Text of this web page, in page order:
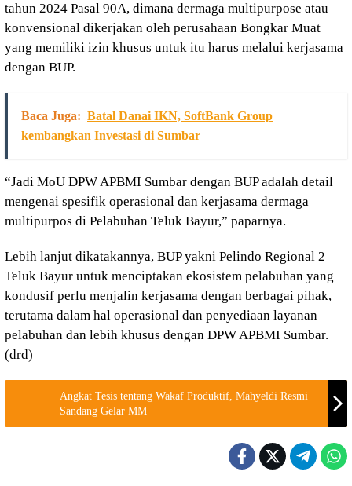
tahun 2024 Pasal 90A, dimana dermaga multipurpose atau
konvensional dikerjakan oleh perusahaan Bongkar Muat
yang memiliki izin khusus untuk itu harus melalui kerjasama
dengan BUP.
Baca Juga: Batal Danai IKN, SoftBank Group
kembangkan Investasi di Sumbar
“Jadi MoU DPW APBMI Sumbar dengan BUP adalah detail
mengenai spesifik operasional dan kerjasama dermaga
multipurpos di Pelabuhan Teluk Bayur,” paparnya.
Lebih lanjut dikatakannya, BUP yakni Pelindo Regional 2
Teluk Bayur untuk menciptakan ekosistem pelabuhan yang
kondusif perlu menjalin kerjasama dengan berbagai pihak,
terutama dalam hal operasional dan penyediaan layanan
pelabuhan dan lebih khusus dengan DPW APBMI Sumbar.
(drd)
Angkat Tesis tentang Wakaf Produktif, Mahyeldi Resmi
Sandang Gelar MM